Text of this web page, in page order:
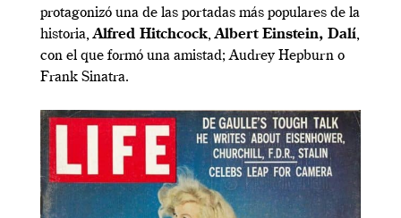
protagonizó una de las portadas más populares de la
historia,Alfred Hitchcock,Albert Einstein, Dalí,
con el que formó una amistad; Audrey Hepburn o
Frank Sinatra.